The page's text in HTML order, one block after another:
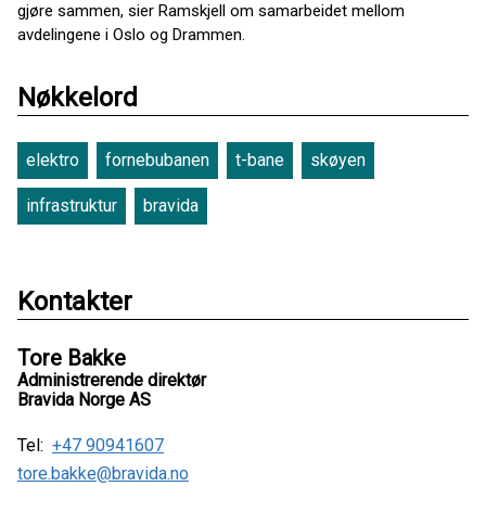
gjøre sammen, sier Ramskjell om samarbeidet mellom
avdelingene i Oslo og Drammen.
Nøkkelord
elektro fornebubanen t-bane skøyen
infrastruktur bravida
Kontakter
Tore Bakke
Administrerende direktør
Bravida Norge AS
Tel: +47 90941607
tore.bakke@bravida.no